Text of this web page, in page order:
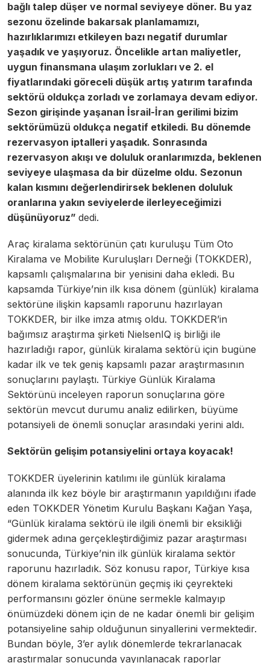
bağlı talep düşer ve normal seviyeye döner. Bu yaz
sezonu özelinde bakarsak planlamamızı,
hazırlıklarımızı etkileyen bazı negatif durumlar
yaşadık ve yaşıyoruz. Öncelikle artan maliyetler,
uygun finansmana ulaşım zorlukları ve 2. el
fiyatlarındaki göreceli düşük artış yatırım tarafında
sektörü oldukça zorladı ve zorlamaya devam ediyor.
Sezon girişinde yaşanan İsrail-İran gerilimi bizim
sektörümüzü oldukça negatif etkiledi. Bu dönemde
rezervasyon iptalleri yaşadık. Sonrasında
rezervasyon akışı ve doluluk oranlarımızda, beklenen
seviyeye ulaşmasa da bir düzelme oldu. Sezonun
kalan kısmını değerlendirirsek beklenen doluluk
oranlarına yakın seviyelerde ilerleyeceğimizi
düşünüyoruz” dedi.
Araç kiralama sektörünün çatı kuruluşu Tüm Oto
Kiralama ve Mobilite Kuruluşları Derneği (TOKKDER),
kapsamlı çalışmalarına bir yenisini daha ekledi. Bu
kapsamda Türkiye’nin ilk kısa dönem (günlük) kiralama
sektörüne ilişkin kapsamlı raporunu hazırlayan
TOKKDER, bir ilke imza atmış oldu. TOKKDER’in
bağımsız araştırma şirketi NielsenIQ iş birliği ile
hazırladığı rapor, günlük kiralama sektörü için bugüne
kadar ilk ve tek geniş kapsamlı pazar araştırmasının
sonuçlarını paylaştı. Türkiye Günlük Kiralama
Sektörünü inceleyen raporun sonuçlarına göre
sektörün mevcut durumu analiz edilirken, büyüme
potansiyeli de önemli sonuçlar arasındaki yerini aldı.
Sektörün gelişim potansiyelini ortaya koyacak!
TOKKDER üyelerinin katılımı ile günlük kiralama
alanında ilk kez böyle bir araştırmanın yapıldığını ifade
eden TOKKDER Yönetim Kurulu Başkanı Kağan Yaşa,
“Günlük kiralama sektörü ile ilgili önemli bir eksikliği
gidermek adına gerçekleştirdiğimiz pazar araştırması
sonucunda, Türkiye’nin ilk günlük kiralama sektör
raporunu hazırladık. Söz konusu rapor, Türkiye kısa
dönem kiralama sektörünün geçmiş iki çeyrekteki
performansını gözler önüne sermekle kalmayıp
önümüzdeki dönem için de ne kadar önemli bir gelişim
potansiyeline sahip olduğunun sinyallerini vermektedir.
Bundan böyle, 3’er aylık dönemlerde tekrarlanacak
araştırmalar sonucunda yayınlanacak raporlar